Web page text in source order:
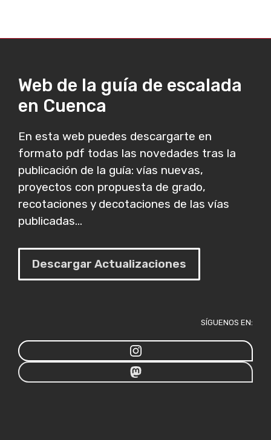
Web de la guía de escalada
en Cuenca
En esta web puedes descargarte en
formato pdf todas las novedades tras la
publicación de la guía: vías nuevas,
proyectos con propuesta de grado,
recotaciones y decotaciones de las vías
publicadas...
Descargar Actualizaciones
SÍGUENOS EN: